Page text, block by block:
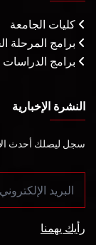
كليات الجامعة
برامج المرحلة
برامج الدراسات
النشرة الإخبارية
سجل ليصلك أحدث
رأيك يهمنا